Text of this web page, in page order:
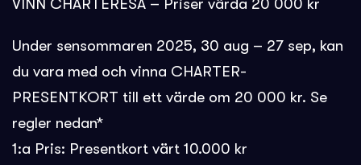
VINN CHARTERESA – Priser värda 20 000 kr
Under sensommaren 2025, 30 aug – 27 sep, kan
du vara med och vinna CHARTER-
PRESENTKORT till ett värde om 20 000 kr. Se
regler nedan*
1:a Pris: Presentkort värt 10.000 kr